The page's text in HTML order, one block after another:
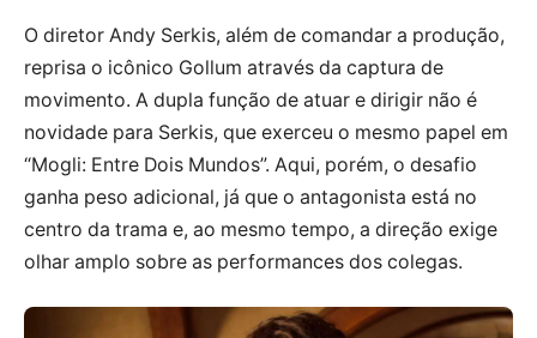
O diretor Andy Serkis, além de comandar a produção,
reprisa o icônico Gollum através da captura de
movimento. A dupla função de atuar e dirigir não é
novidade para Serkis, que exerceu o mesmo papel em
“Mogli: Entre Dois Mundos”. Aqui, porém, o desafio
ganha peso adicional, já que o antagonista está no
centro da trama e, ao mesmo tempo, a direção exige
olhar amplo sobre as performances dos colegas.